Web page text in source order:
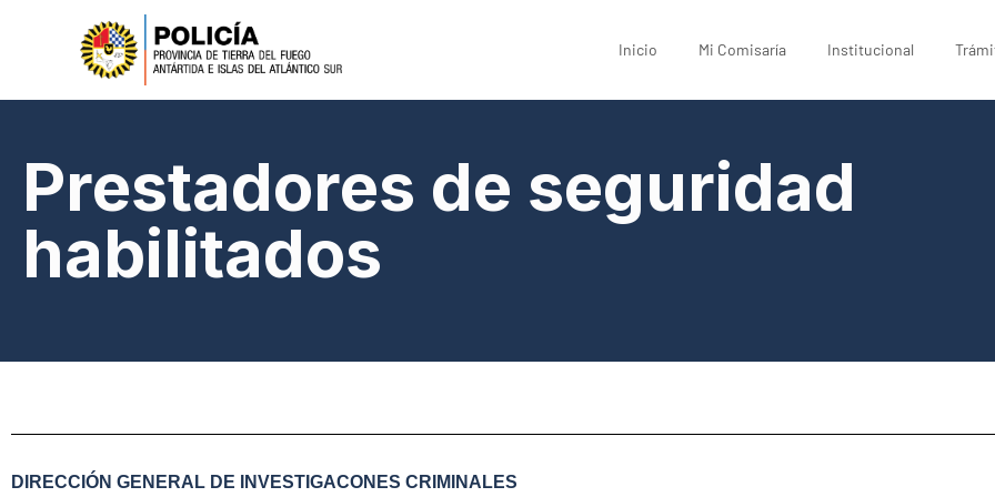
Inicio Mi Comisaría Institucional
Prestadores de seguridad
habilitados
DIRECCIÓN GENERAL DE INVESTIGACONES CRIMINALES